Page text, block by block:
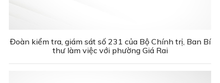
Đoàn kiểm tra, giám sát số 231 của Bộ Chính trị, Ban Bí
thư làm việc với phường Giá Rai